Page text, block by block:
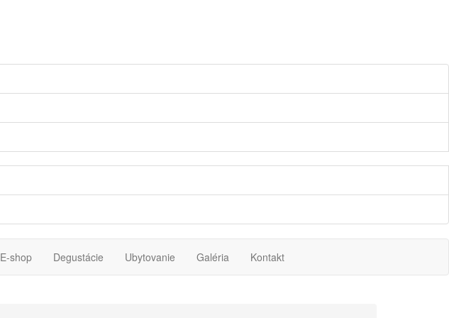
E-shop Degustácie Ubytovanie Galéria Kontakt